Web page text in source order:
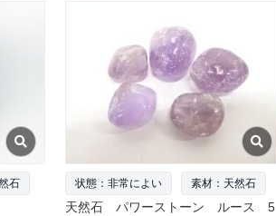
石 状態：非常によい 素材：天然石
天然石 パワーストーン ルース 5